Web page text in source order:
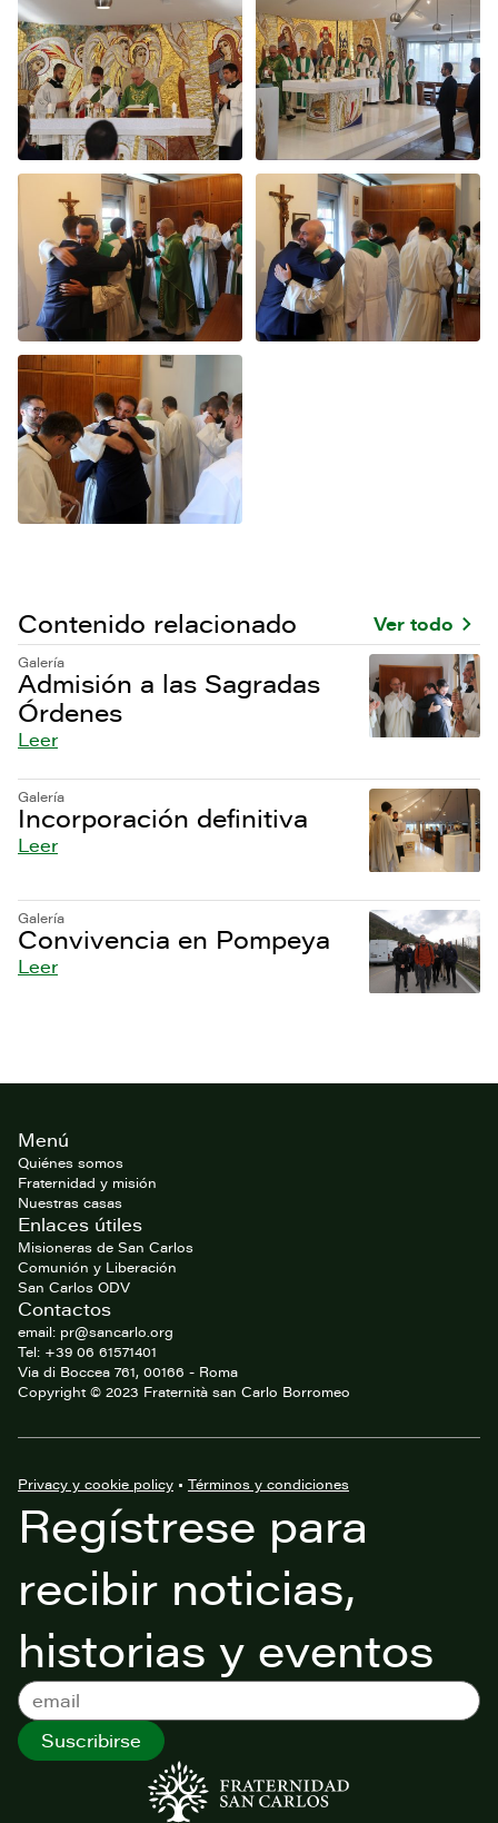
Contenido relacionado Ver todo
Galería
Admisión a las Sagradas
Órdenes
Leer
Galería
Incorporación definitiva
Leer
Galería
Convivencia en Pompeya
Leer
FooterMenú
Quiénes somos
Fraternidad y misión
Nuestras casas
Enlaces útiles
Misioneras de San Carlos
Comunión y Liberación
San Carlos ODV
Contactos
email: pr@sancarlo.org
Tel: +39 06 61571401
Via di Boccea 761, 00166 - Roma
Copyright © 2023 Fraternità san Carlo Borromeo
Privacy y cookie policy • Términos y condiciones
Regístrese para
recibir noticias,
historias y eventos
Suscribirse